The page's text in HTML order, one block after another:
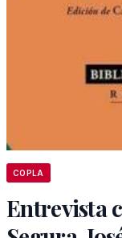
COPLA
Entrevista